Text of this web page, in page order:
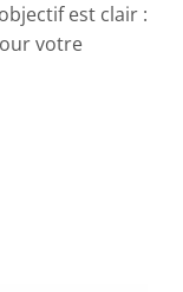
est clair :
votre